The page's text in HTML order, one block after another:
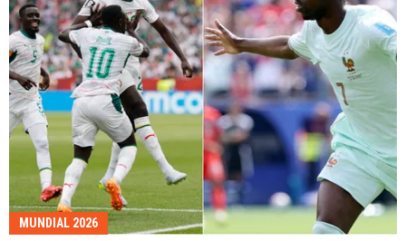
MUNDIAL 2026